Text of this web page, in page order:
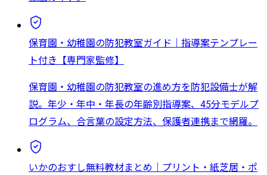
保育園・幼稚園の防犯教室ガイド｜指導案テンプレー
ト付き【専門家監修】
保育園・幼稚園の防犯教室の進め方を防犯設備士が解
説。年少・年中・年長の年齢別指導案、45分モデルプ
ログラム、合言葉の設定方法、保護者連携まで網羅。
いかのおすし無料教材まとめ｜プリント・紙芝居・ポ